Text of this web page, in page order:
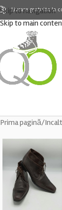
Skip to navigation
Skip to main
Livrare gratuita la
Prima pagină/